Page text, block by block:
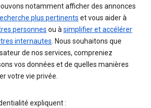
notamment afficher des annonces
plus pertinents et vous aider à
personnes ou àsimplifier et accélérer
internautes. Nous souhaitons que
de nos services, compreniez
vos données et de quelles manières
votre vie privée.
expliquent :